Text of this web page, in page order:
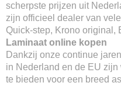
scherpste prijzen uit
zijn officieel dealer van
Quick-step, Krono original,
Laminaat online kopen
Dankzij onze continue
in Nederland en de EU
te bieden voor een breed